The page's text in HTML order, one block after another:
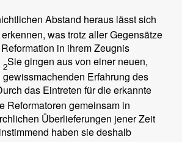
Abstand heraus lässt sich
was trotz aller Gegensätze
in ihrem Zeugnis
2Sie gingen aus von einer neuen,
Erfahrung des
das Eintreten für die erkannte
Reformatoren gemeinsam in
Überlieferungen jener Zeit
haben sie deshalb